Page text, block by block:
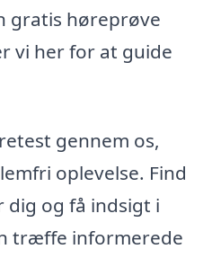
gratis høreprøve
vi her for at guide
gennem os,
oplevelse. Find
og få indsigt i
træffe informerede